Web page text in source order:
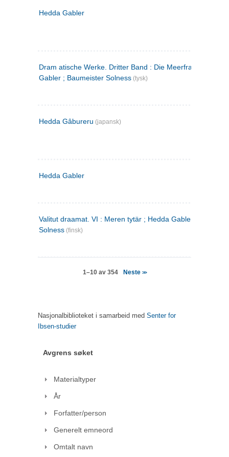
Hedda Gabler
Dram atische Werke. Dritter Band : Die Meerfrau ; Hedda
Gabler ; Baumeister Solness (tysk)
Hedda Gâbureru (japansk)
Hedda Gabler
Valitut draamat. VI : Meren tytär ; Hedda Gabler ;
Solness (finsk)
1–10 av 354 Neste >>
Nasjonalbiblioteket i samarbeid med Senter for
Ibsen-studier
Avgrens søket
Materialtyper
År
Forfatter/person
Generelt emneord
Omtalt navn